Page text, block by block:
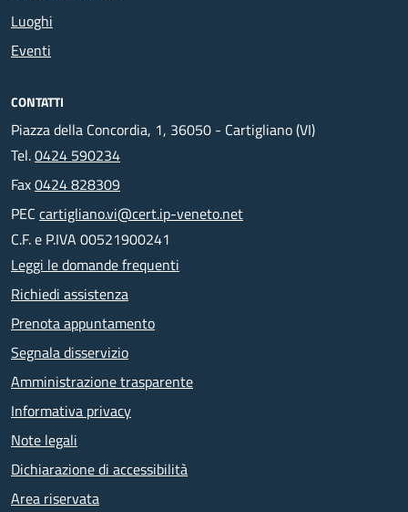
Luoghi
Eventi
CONTATTI
Piazza della Concordia, 1, 36050 - Cartigliano (VI)
Tel.0424 590234
Fax0424 828309
PEC cartigliano.vi@cert.ip-veneto.net
C.F. e P.IVA 00521900241
Leggi le domande frequenti
Richiedi assistenza
Prenota appuntamento
Segnala disservizio
Amministrazione trasparente
Informativa privacy
Note legali
Dichiarazione di accessibilità
Area riservata